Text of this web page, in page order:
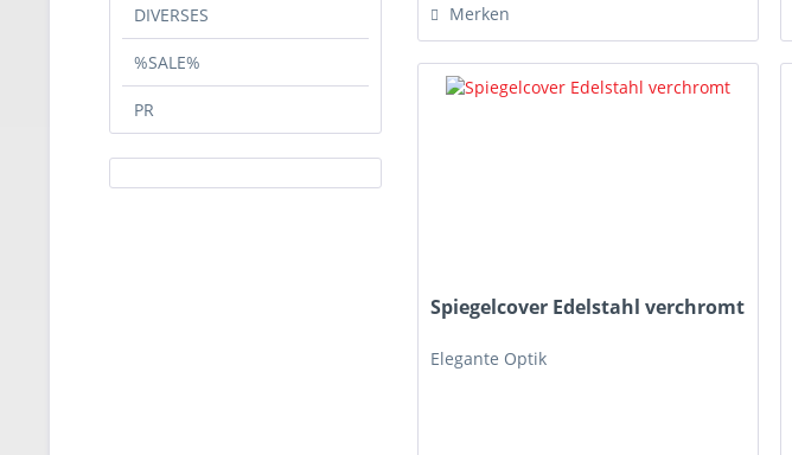
DIVERSES
%SALE%
PR
Merken
Spiegelcover Edelstahl verchromt
Elegante Optik